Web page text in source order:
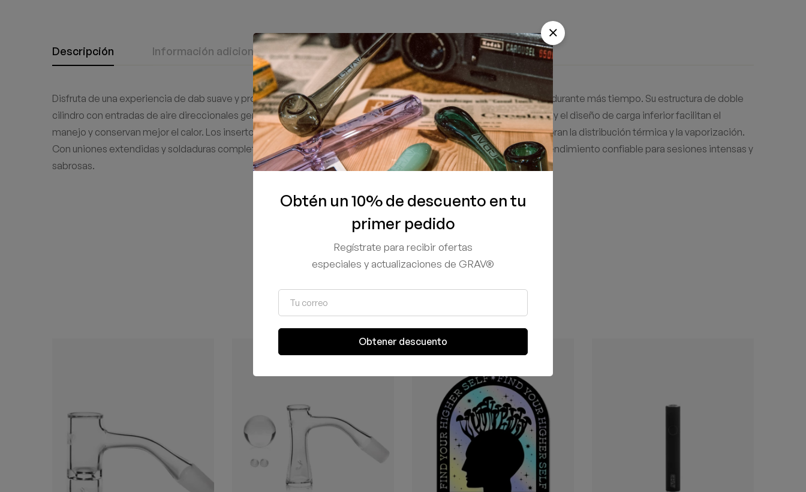
Descripción Información adicional
Disfruta de una experiencia de dab suave y prolongada con este set diseñado para mantener la temperatura ideal durante más tiempo. Su estructura de doble
cilindro con entradas de aire direccionales genera un remolino que optimiza la liberación del vapor. La base gruesa y el diseño de carga inferior facilitan el
manejo y conservan mejor el calor. Los insertos incluidos, una esfera de cuarzo de 20 mm y una columna terp, mejoran la distribución térmica y la vaporización.
Con uniones extendidas y soldaduras completamente fusionadas, este accesorio protege tu equipo y ofrece un rendimiento confiable para sesiones intensas y
sabrosas.
Productos relacionados
Obtén un 10% de descuento en tu
primer pedido
Regístrate para recibir ofertas
especiales y actualizaciones de GRAV®
Obtener descuento